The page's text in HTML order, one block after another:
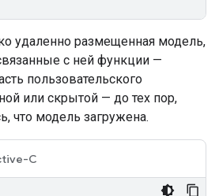
удаленно размещенная модель,
с ней функции —
пользовательского
или скрытой — до тех пор,
что модель загружена.
C